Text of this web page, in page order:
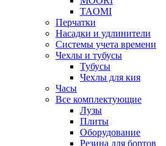
TAOMI
Перчатки
Насадки и удлинители
Системы учета времени
Чехлы и тубусы
Тубусы
Чехлы для кия
Часы
Все комплектующие
Лузы
Плиты
Оборудование
Резина для бортов